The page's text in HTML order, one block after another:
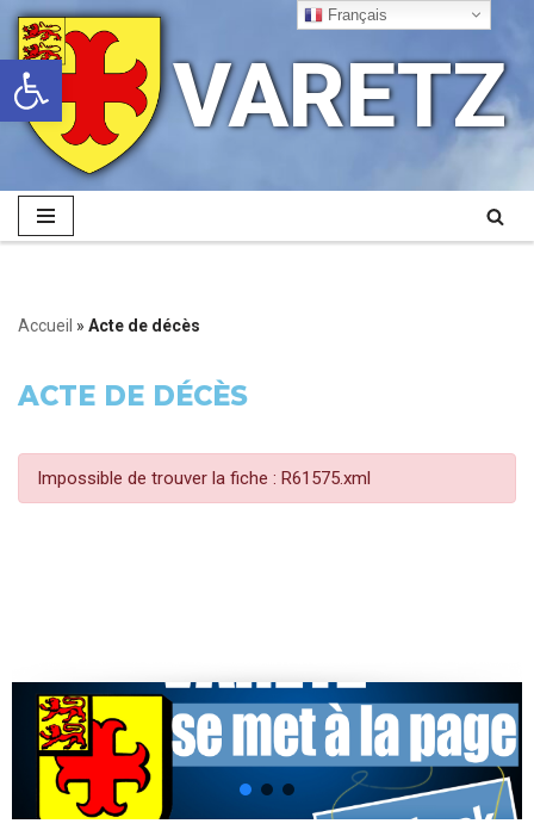
Ouvrir la barre d’outils
Aller
au
contenu
VARETZ
Accueil » Acte de décès
ACTE DE DÉCÈS
Impossible de trouver la fiche : R61575.xml
Français